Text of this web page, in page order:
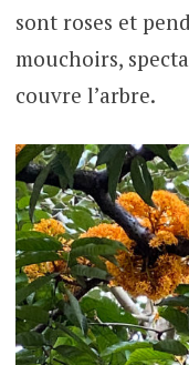
sont roses et
mouchoirs,
couvre l’arbre.